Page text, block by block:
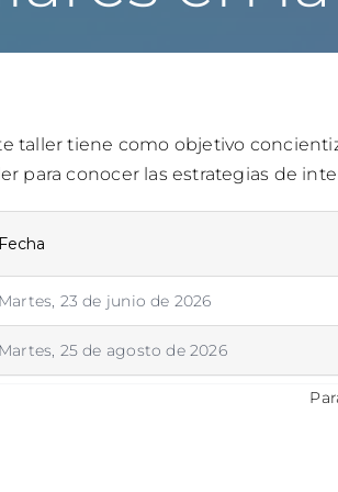
taller tiene como objetivo
para conocer las estrategias de
Fecha
Martes, 23 de junio de 2026
Martes, 25 de agosto de 2026